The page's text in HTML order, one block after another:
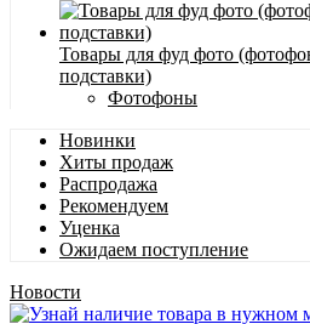
Товары для фуд фото
подставки)
Фотофоны
Новинки
Хиты продаж
Распродажа
Рекомендуем
Уценка
Ожидаем поступление
Новости